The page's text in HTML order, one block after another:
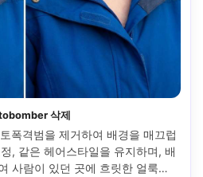
삭제
폭격범을 제거하여 배경을 매끄럽
, 같은 헤어스타일을 유지하며, 배
사람이 있던 곳에 흐릿한 얼룩이